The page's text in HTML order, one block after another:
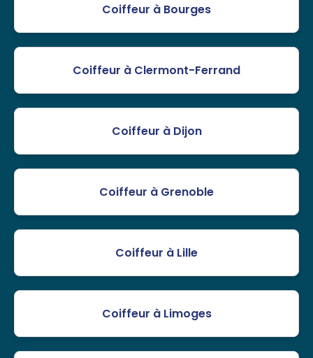
Coiffeur à Bourges
Coiffeur à Clermont-Ferrand
Coiffeur à Dijon
Coiffeur à Grenoble
Coiffeur à Lille
Coiffeur à Limoges